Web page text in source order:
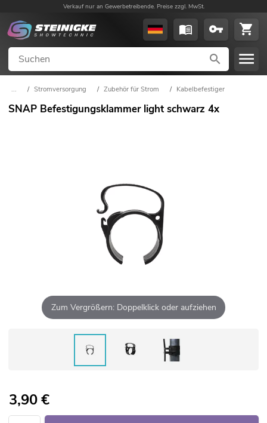
Verkauf nur an Gewerbetreibende. Preise zzgl. MwSt.
... / Stromversorgung / Zubehör für Strom / Kabelbefestiger
SNAP Befestigungsklammer light schwarz 4x
Zum Vergrößern: Doppelklick oder aufziehen
3,90€